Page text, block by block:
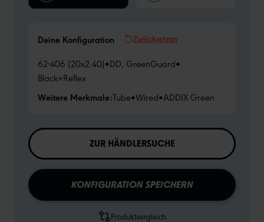
Deine Konfiguration Zurücksetzen
62-406 (20x2.40)•DD, GreenGuard•
Black+Reflex
Weitere Merkmale:Tube•Wired•ADDIX Green
ZUR HÄNDLERSUCHE
KONFIGURATION SPEICHERN
Produktvergleich